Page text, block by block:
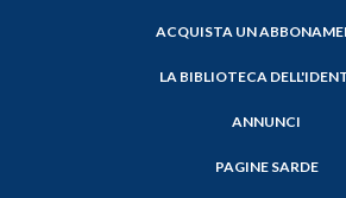
ACQUISTA UN
LA BIBLIOTECA
ANNUNCI
PAGINE SARDE